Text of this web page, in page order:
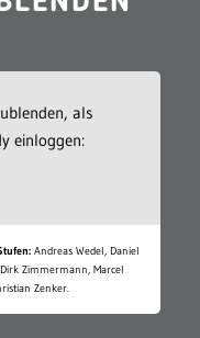
als
einloggen:
Andreas Wedel, Daniel
Zimmermann, Marcel
Zenker.